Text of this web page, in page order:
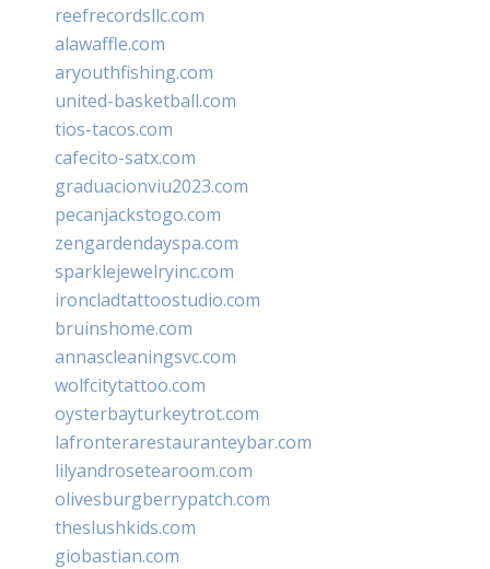
reefrecordsllc.com
alawaffle.com
aryouthfishing.com
united-basketball.com
tios-tacos.com
cafecito-satx.com
graduacionviu2023.com
pecanjackstogo.com
zengardendayspa.com
sparklejewelryinc.com
ironcladtattoostudio.com
bruinshome.com
annascleaningsvc.com
wolfcitytattoo.com
oysterbayturkeytrot.com
lafronterarestauranteybar.com
lilyandrosetearoom.com
olivesburgberrypatch.com
theslushkids.com
giobastian.com